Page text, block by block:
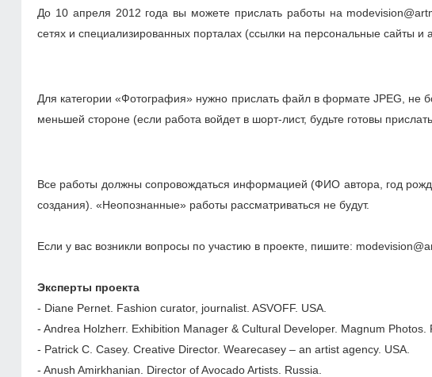
До 10 апреля 2012 года вы можете прислать работы на
сетях и специализированных порталах (ссылки на персональные сайты
Для категории «Фотография» нужно прислать файл в формате JPEG, не
меньшей стороне (если работа войдет в шорт-лист, будьте готовы
Все работы должны сопровождаться информацией (ФИО автора, год
создания). «Неопознанные» работы рассматриваться не будут.
Если у вас возникли вопросы по участию в проекте, пишите:
Эксперты проекта
- Diane Pernet. Fashion curator, journalist. ASVOFF. USA.
- Andrea Holzherr. Exhibition Manager & Cultural Developer. Magnum Photos.
- Patrick C. Casey. Creative Director. Wearecasey – an artist agency. USA.
- Anush Amirkhanian. Director of Avocado Artists. Russia.